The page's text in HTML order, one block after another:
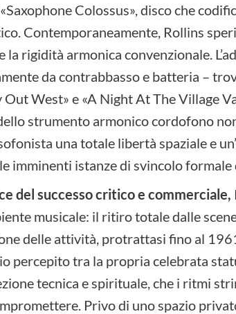
Colossus», disco che
Contemporaneamente, Rollins
la rigidità armonica convenzionale.
da contrabbasso e batteria –
Out West» e «A Night At The Village
strumento armonico cordofono
una totale libertà spaziale e
imminenti istanze di svincolo formale
del successo critico e commerciale,
musicale: il ritiro totale dalle
delle attività, protrattasi fino al
percepito tra la propria celebrata
tecnica e spirituale, che i ritmi
Privo di uno spazio